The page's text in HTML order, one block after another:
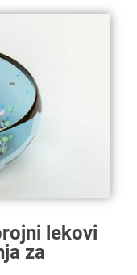
lekovi
za